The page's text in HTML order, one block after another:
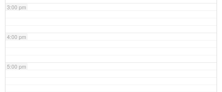
3:00 pm
4:00 pm
5:00 pm